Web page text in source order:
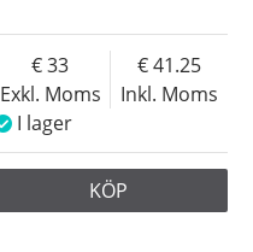
Exkl. Moms
33
Inkl. Moms
41.25
I lager
KÖP